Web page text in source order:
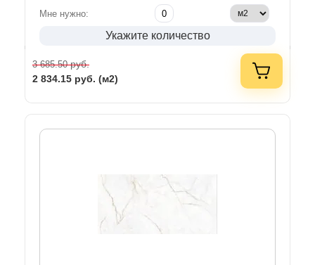
Мне нужно:
Укажите количество
3 685.50руб.
2 834.15 руб. (м2)